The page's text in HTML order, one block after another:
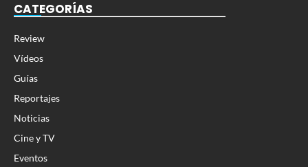
CATEGORÍAS
Review
Vídeos
Guías
Reportajes
Noticias
Cine y TV
Eventos